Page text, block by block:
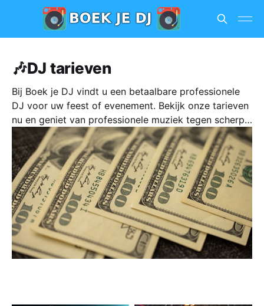
🎶DJ tarieven
Bij Boek je DJ vindt u een betaalbare professionele
DJ voor uw feest of evenement. Bekijk onze tarieven
nu en geniet van professionele muziek tegen scherpe
prijzen!